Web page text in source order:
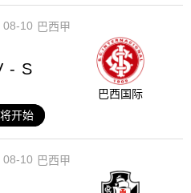
08-10 巴西甲
- S
巴西国际
开始
08-10 巴西甲